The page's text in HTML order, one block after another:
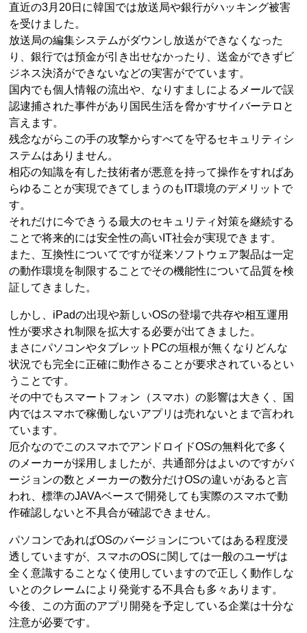
直近の3月20日に韓国では放送局や銀行がハッキング被害
を受けました。
放送局の編集システムがダウンし放送ができなくなった
り、銀行では預金が引き出せなかったり、送金ができずビ
ジネス決済ができないなどの実害がでています。
国内でも個人情報の流出や、なりすましによるメールで誤
認逮捕された事件があり国民生活を脅かすサイバーテロと
言えます。
残念ながらこの手の攻撃からすべてを守るセキュリティシ
ステムはありません。
相応の知識を有した技術者が悪意を持って操作をすればあ
らゆることが実現できてしまうのもIT環境のデメリットで
す。
それだけに今できうる最大のセキュリティ対策を継続する
ことで将来的には安全性の高いIT社会が実現できます。
また、互換性についてですが従来ソフトウェア製品は一定
の動作環境を制限することでその機能性について品質を検
証してきました。
しかし、iPadの出現や新しいOSの登場で共存や相互運用
性が要求され制限を拡大する必要が出てきました。
まさにパソコンやタブレットPCの垣根が無くなりどんな
状況でも完全に正確に動作さることが要求されているとい
うことです。
その中でもスマートフォン（スマホ）の影響は大きく、国
内ではスマホで稼働しないアプリは売れないとまで言われ
ています。
厄介なのでこのスマホでアンドロイドOSの無料化で多く
のメーカーが採用しましたが、共通部分はよいのですがバ
ージョンの数とメーカーの数分だけOSの違いがあると言
われ、標準のJAVAベースで開発しても実際のスマホで動
作確認しないと不具合が確認できません。
パソコンであればOSのバージョンについてはある程度浸
透していますが、スマホのOSに関しては一般のユーザは
全く意識することなく使用していますので正しく動作しな
いとのクレームにより発覚する不具合も多々あります。
今後、この方面のアプリ開発を予定している企業は十分な
注意が必要です。